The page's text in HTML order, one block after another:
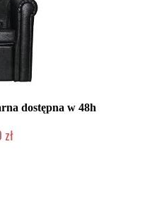
dostępna w 48h